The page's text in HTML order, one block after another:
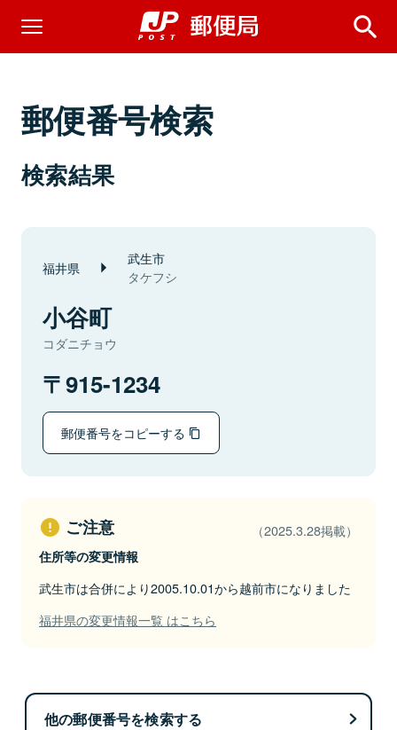
郵便番号検索
検索結果
福井県 武生市
タケフシ
小谷町
コダニチョウ
915-1234
郵便番号をコピーする
ご注意 （2025.3.28掲載）
住所等の変更情報
武生市は合併により2005.10.01から越前市になりました
福井県の変更情報一覧 はこちら
他の郵便番号を検索する